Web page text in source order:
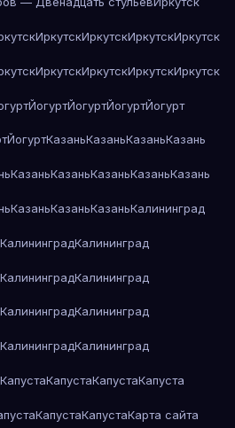
ИркутскИркутскИркутскИркутск
ИркутскИркутскИркутскИркутск
ЙогуртЙогуртЙогуртЙогурт
ЙогуртКазаньКазаньКазаньКазань
КазаньКазаньКазаньКазаньКазань
КазаньКазаньКазаньКалининград
КалининградКалининград
КалининградКалининград
КалининградКалининград
КалининградКалининград
КапустаКапустаКапустаКапуста
КапустаКапустаКарта сайта